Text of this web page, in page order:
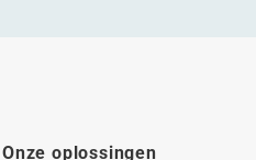
Onze oplossingen